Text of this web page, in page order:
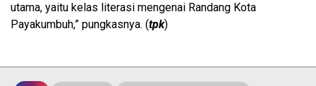
utama, yaitu kelas literasi mengenai Randang Kota
Payakumbuh,” pungkasnya. (tpk)